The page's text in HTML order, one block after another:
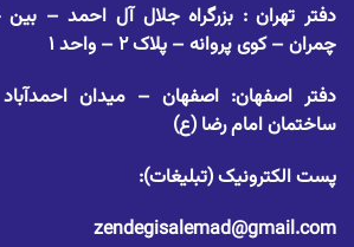
دفتر تهران : بزرگراه جلال آل احمد – بین
چمران – کوی پروانه – پلاک ۲ – واحد ۱
دفتر اصفهان: اصفهان – میدان
ساختمان امام رضا (ع)
پست الکترونیک (تبلیغات):
zendegisalemad@gmail.com